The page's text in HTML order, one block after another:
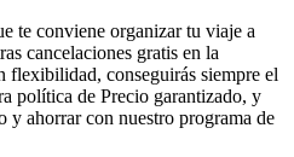
te conviene organizar tu viaje a
cancelaciones gratis en la
flexibilidad, conseguirás siempre el
política de Precio garantizado, y
y ahorrar con nuestro programa de